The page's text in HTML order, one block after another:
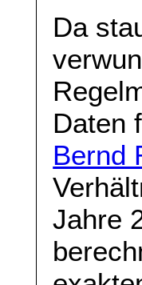
Da
Daten
Bernd
Jahre